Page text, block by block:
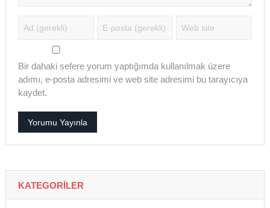
Bir dahaki sefere yorum yaptığımda kullanılmak üzere
adımı, e-posta adresimi ve web site adresimi bu tarayıcıya
kaydet.
KATEGORILER